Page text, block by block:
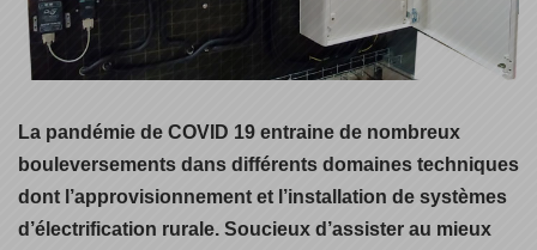
La pandémie de COVID 19 entraine de nombreux
bouleversements dans différents domaines techniques
dont l’approvisionnement et l’installation de systèmes
d’électrification rurale. Soucieux d’assister au mieux